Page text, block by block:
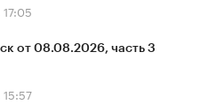
17:05
от 08.08.2026, часть 3
15:57